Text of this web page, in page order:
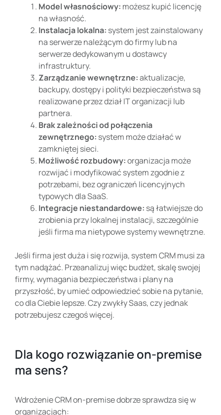
Model własnościowy: możesz kupić licencję
na własność.
Instalacja lokalna: system jest zainstalowany
na serwerze należącym do firmy lub na
serwerze dedykowanym u dostawcy
infrastruktury.
Zarządzanie wewnętrzne:aktualizacje,
backupy, dostępy i polityki bezpieczeństwa są
realizowane przez dział IT organizacji lub
partnera.
Brak zależności od połączenia
zewnętrznego: system może działać w
zamkniętej sieci.
Możliwość rozbudowy:organizacja może
rozwijać i modyfikować system zgodnie z
potrzebami, bez ograniczeń licencyjnych
typowych dla SaaS.
Integracje niestandardowe: są łatwiejsze do
zrobienia przy lokalnej instalacji, szczególnie
jeśli firma ma nietypowe systemy wewnętrzne.
Jeśli firma jest duża i się rozwija, system CRM musi za
tym nadążać. Przeanalizuj więc budżet, skalę swojej
firmy, wymagania bezpieczeństwa i plany na
przyszłość, by umieć odpowiedzieć sobie na pytanie,
co dla Ciebie lepsze. Czy zwykły Saas, czy jednak
potrzebujesz czegoś więcej.
Dla kogo rozwiązanie on-premise
ma sens?
Wdrożenie CRM on-premise dobrze sprawdza się w
organizacjach: